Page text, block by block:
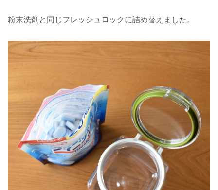
粉末洗剤と同じフレッシュロックに詰め替えました。